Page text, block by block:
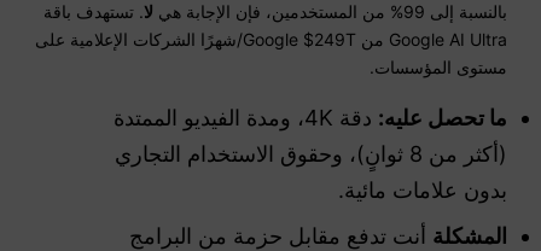
بالنسبة إلى 99% من المستخدمين، فإن الإجابة هي لا. تستهدف باقة
Google AI Ultra من Google $249T/شهرًا الشركات الإعلامية على
مستوى المؤسسات.
ما تحصل عليه:
دقة 4K، ومدة الفيديو الممتدة
(أكثر من 8 ثوانٍ)، وحقوق الاستخدام التجاري
بدون علامات مائية.
المشكلة أنت تدفع مقابل حزمة من البرامج